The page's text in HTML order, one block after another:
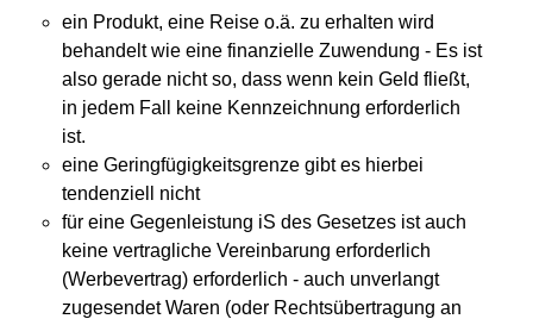
ein Produkt, eine Reise o.ä. zu erhalten wird
behandelt wie eine finanzielle Zuwendung - Es ist
also gerade nicht so, dass wenn kein Geld fließt,
in jedem Fall keine Kennzeichnung erforderlich
ist.
eine Geringfügigkeitsgrenze gibt es hierbei
tendenziell nicht
für eine Gegenleistung iS des Gesetzes ist auch
keine vertragliche Vereinbarung erforderlich
(Werbevertrag) erforderlich - auch unverlangt
zugesendet Waren (oder Rechtsübertragung an
Markenrecht
Meinungsfreiheit
Persönlichkeitsrecht
Print
Radio
Sportwetten
TV
Tagesspiegel
Urheberrecht